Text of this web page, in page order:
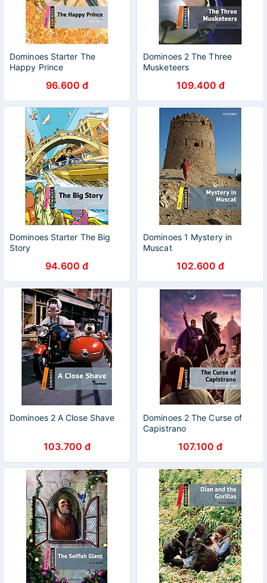
Dominoes Starter The
Happy Prince
96.600 đ
Dominoes 2 The Three
Musketeers
109.400 đ
Dominoes Starter The Big
Story
94.600 đ
Dominoes 1 Mystery in
Muscat
102.600 đ
Dominoes 2 A Close Shave
103.700 đ
Dominoes 2 The Curse of
Capistrano
107.100 đ